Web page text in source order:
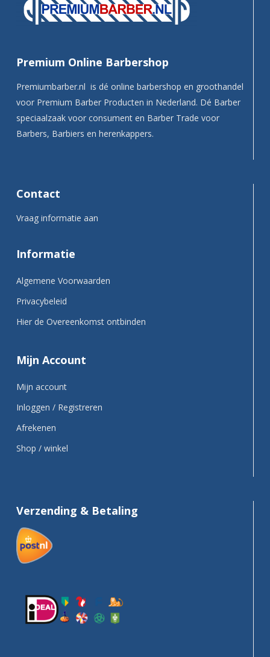
Premium Online Barbershop
Premiumbarber.nl is dé online barbershop en groothandel
voor Premium Barber Producten in Nederland. Dé Barber
speciaalzaak voor consument en Barber Trade voor
Barbers, Barbiers en herenkappers.
Contact
Vraag informatie aan
Informatie
Algemene Voorwaarden
Privacybeleid
Hier de Overeenkomst ontbinden
Mijn Account
Mijn account
Inloggen / Registreren
Afrekenen
Shop / winkel
Verzending & Betaling